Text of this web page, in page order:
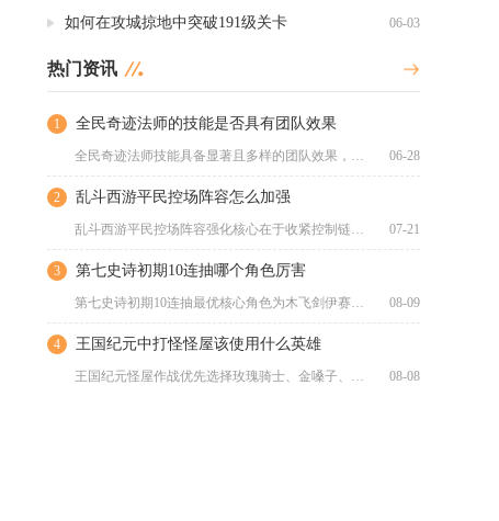
如何在攻城掠地中突破191级关卡 06-03
热门资讯
1 全民奇迹法师的技能是否具有团队效果
全民奇迹法师技能具备显著且多样的团队效果，是团队中兼具输出、... 06-28
2 乱斗西游平民控场阵容怎么加强
乱斗西游平民控场阵容强化核心在于收紧控制链、补齐输出短板、优... 07-21
3 第七史诗初期10连抽哪个角色厉害
第七史诗初期10连抽最优核心角色为木飞剑伊赛莉亚，次选塔玛琳... 08-09
4 王国纪元中打怪怪屋该使用什么英雄
王国纪元怪屋作战优先选择玫瑰骑士、金嗓子、愤怒射手、狩魔猎人... 08-08